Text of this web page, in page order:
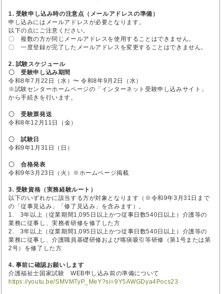
1. 受験申し込み時の注意点（メールアドレスの準備）
申し込みにはメールアドレスが必要となります。
以下の点にご注意ください。
〇 複数の方が同じメールアドレスを使用することはできません。
〇 一度登録が完了したメールアドレスを変更することはできません。
2. 試験スケジュール
〇 受験申し込み期間
令和8年7月22日（水）〜 令和8年9月2日（水）
※試験センターホームページの「インターネット受験申し込みサイト」
から手続きを行います。
〇 受験票発送
令和8年12月11日（金）
〇 試験日
令和9年1月31日（日）
〇 合格発表
令和9年3月23日（火）※ホームページ掲載
3. 受験資格（実務経験ルート）
以下のいずれかに該当する方が対象となります（※令和9年3月31日まで
の「従事見込み」「修了見込み」を含みます）。
1. 3年以上（従業期間1,095日以上かつ従事日数540日以上）介護等の
業務に従事し、実務者研修を修了した方
2. 3年以上（従業期間1,095日以上かつ従事日数540日以上）介護等の
業務に従事し、介護職員基礎研修および喀痰吸引等研修（第1号または第
2号）を修了した方
4. 事前に確認お願いします
介護福祉士国家試験 WEB申し込み前の準備について
https://youtu.be/SMVMTyP_MeY?si=9Y5AWGDya4Pocs23